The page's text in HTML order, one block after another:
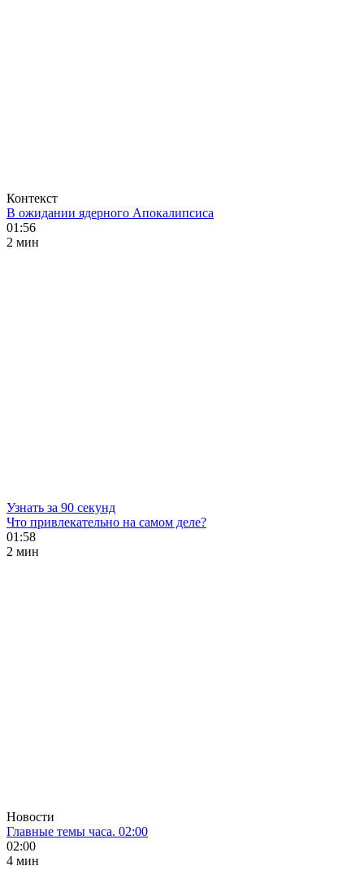
Контекст
В ожидании ядерного Апокалипсиса
01:56
2 мин
Узнать за 90 секунд
Что привлекательно на самом деле?
01:58
2 мин
Новости
Главные темы часа. 02:00
02:00
4 мин